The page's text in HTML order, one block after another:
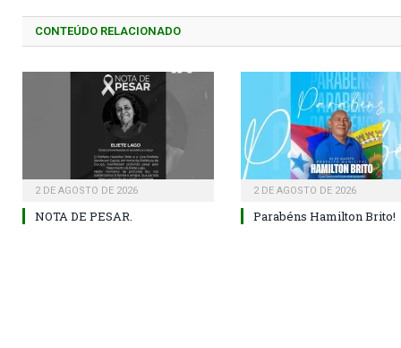
CONTEÚDO RELACIONADO
2 DE AGOSTO DE 2026
NOTA DE PESAR.
2 DE AGOSTO DE 2026
Parabéns Hamilton Brito!